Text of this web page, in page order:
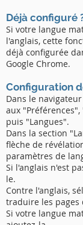
Déjà configuré
Si votre langue
l'anglais, cette
déjà configurée
Google Chrome.
Configuration
Dans le
aux "Préférences",
puis "Langues".
Dans la section
flèche de
paramètres de
Si l'anglais n'est
le.
Contre l'anglais,
traduire les pages
Si votre langue